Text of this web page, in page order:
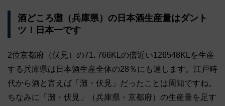
酒どころ灘（兵庫県）の日本酒生産量はダント
ツ！日本一です
2位京都府（伏見）の71､766KLの倍近い126548KLを生産
する兵庫県は日本酒生産全体の28％にも達します。江戸時
代から酒と言えば「灘・伏見」だったことは周知ですね。
ちなみに「灘・伏見」（兵庫県・京都府）の生産量を足す